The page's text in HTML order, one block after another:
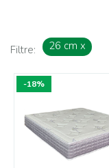
Filtre: 26 cm x
-18%